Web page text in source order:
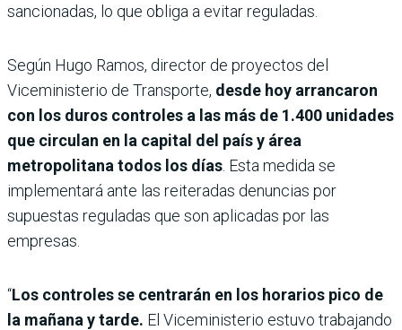
sancionadas, lo que obliga a evitar reguladas.
Según Hugo Ramos, director de proyectos del
Viceministerio de Transporte, desde hoy arrancaron
con los duros controles a las más de 1.400 unidades
que circulan en la capital del país y área
metropolitana todos los días . Esta medida se
implementará ante las reiteradas denuncias por
supuestas reguladas que son aplicadas por las
empresas.
“Los controles se centrarán en los horarios pico de
la mañana y tarde. El Viceministerio estuvo trabajando